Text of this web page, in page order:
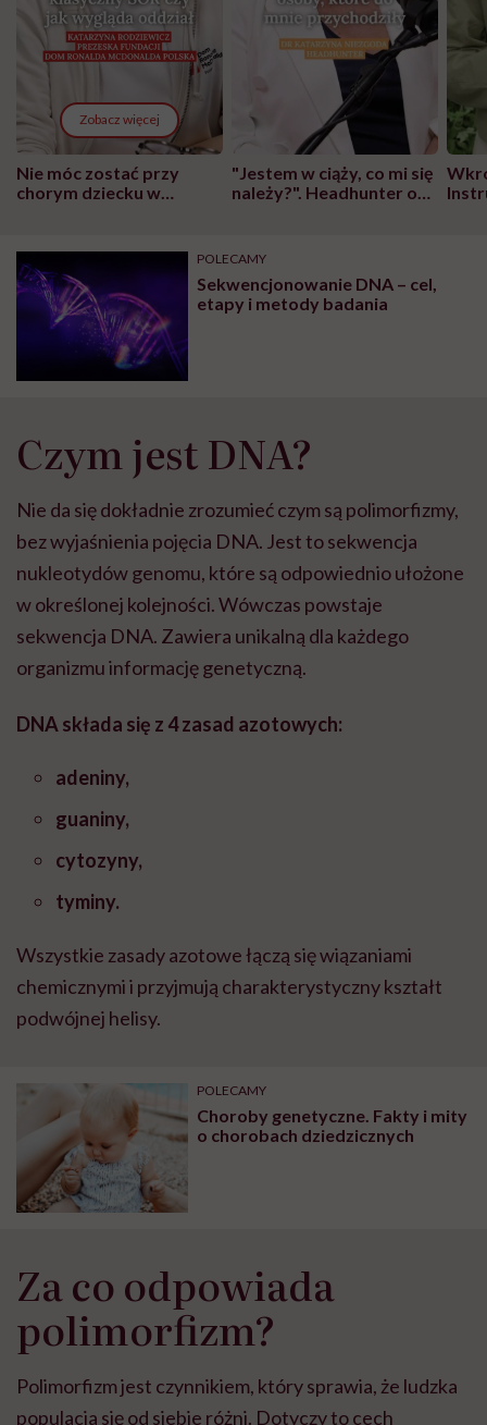
Zobacz więcej
Nie móc zostać przy
chorym dziecku w
może chyba tylko
głupota i brak
wyobraźni"
"Jestem w ciąży, co mi się
należy?". Headhunter o
pracy
POLECAMY
Sekwencjonowanie DNA – cel,
etapy i metody badania
Czym jest DNA?
Nie da się dokładnie zrozumieć czym są polimorfizmy,
bez wyjaśnienia pojęcia DNA. Jest to sekwencja
nukleotydów genomu, które są odpowiednio ułożone
w określonej kolejności. Wówczas powstaje
sekwencja DNA. Zawiera unikalną dla każdego
organizmu informację genetyczną.
DNA składa się z 4 zasad azotowych:
adeniny,
guaniny,
cytozyny,
tyminy.
Wszystkie zasady azotowe łączą się wiązaniami
chemicznymi i przyjmują charakterystyczny kształt
podwójnej helisy.
POLECAMY
Choroby genetyczne. Fakty i mity
o chorobach dziedzicznych
Za co odpowiada
polimorfizm?
Polimorfizm jest czynnikiem, który sprawia, że ludzka
populacja się od siebie różni. Dotyczy to cech